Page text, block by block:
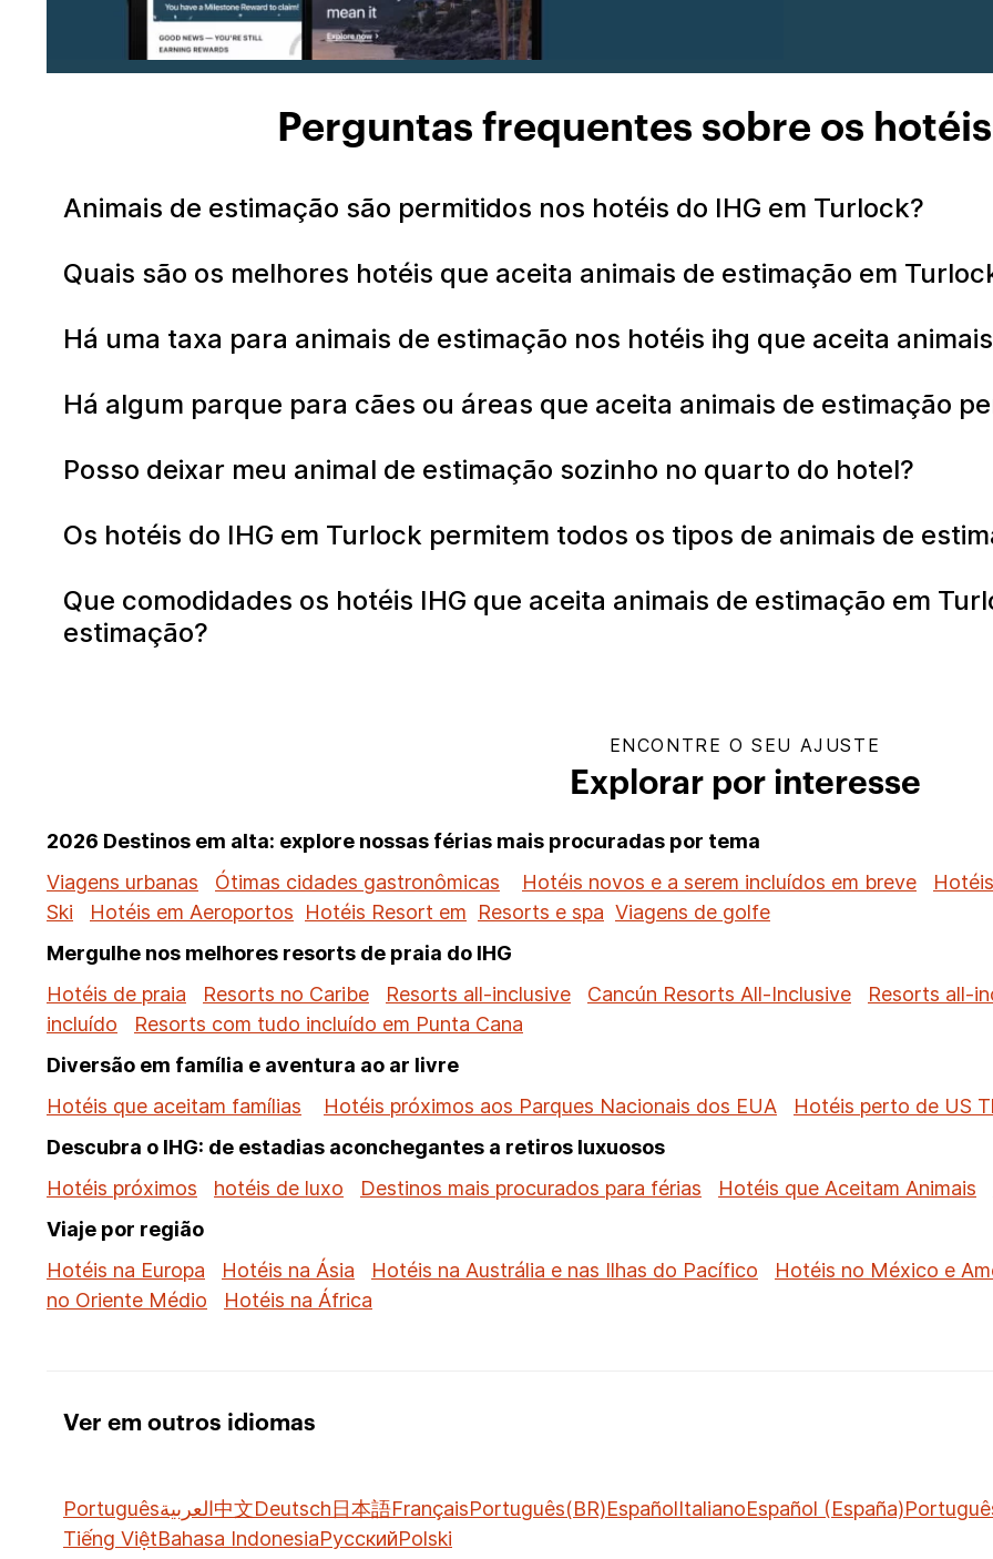
Perguntas frequentes sobre os
Animais de estimação são permitidos nos hotéis do IHG em Turlock?
Quais são os melhores hotéis que aceita animais de estimação em
Há uma taxa para animais de estimação nos hotéis ihg que aceita
Há algum parque para cães ou áreas que aceita animais de estimação
Posso deixar meu animal de estimação sozinho no quarto do hotel?
Os hotéis do IHG em Turlock permitem todos os tipos de animais de
Que comodidades os hotéis IHG que aceita animais de estimação em
estimação?
ENCONTRE O SEU AJUSTE
Explorar por interesse
2026 Destinos em alta: explore nossas férias mais procuradas por tema
Viagens urbanas
Ótimas cidades gastronômicas Hotéis novos e a serem incluídos em breve
Ski
Hotéis em Aeroportos Hotéis Resort em Resorts e spa Viagens de golfe
Mergulhe nos melhores resorts de praia do IHG
Hotéis de praia
Resorts no Caribe Resorts all-inclusive Cancún Resorts All-Inclusive Resorts all-
incluído
Resorts com tudo incluído em Punta Cana
Diversão em família e aventura ao ar livre
Hotéis que aceitam famílias
Hotéis próximos aos Parques Nacionais dos EUA Hotéis perto de US
Descubra o IHG: de estadias aconchegantes a retiros luxuosos
Hotéis próximos
hotéis de luxo Destinos mais procurados para férias Hotéis que Aceitam Animais
Viaje por região
Hotéis na Europa
Hotéis na Ásia Hotéis na Austrália e nas Ilhas do Pacífico Hotéis no México e
no Oriente Médio
Hotéis na África
Ver em outros idiomas
Portuguêsالعربية中文Deutsch日本語FrançaisPortuguês(BR)EspañolItalianoEspañol (España)
Tiếng ViệtBahasa IndonesiaРусскийPolski